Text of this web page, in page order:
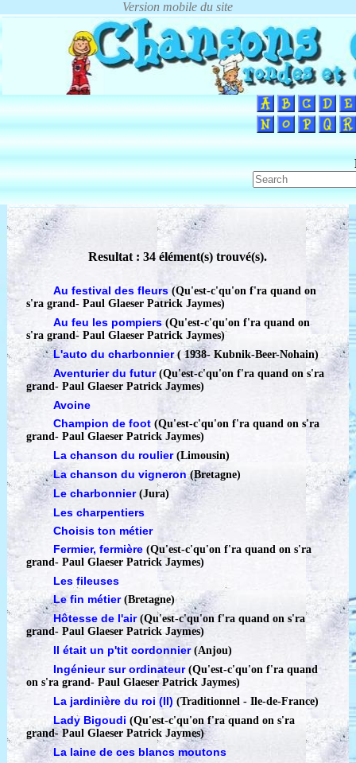
Resultat : 34 élément(s) trouvé(s).
Au festival des fleurs (Qu'est-c'qu'on f'ra quand on
s'ra grand-Paul Glaeser Patrick Jaymes)
Au feu les pompiers (Qu'est-c'qu'on f'ra quand on
s'ra grand-Paul Glaeser Patrick Jaymes)
L'auto du charbonnier ( 1938-Kubnik-Beer-Nohain)
Aventurier du futur (Qu'est-c'qu'on f'ra quand on s'ra
grand-Paul Glaeser Patrick Jaymes)
Avoine
Champion de foot (Qu'est-c'qu'on f'ra quand on s'ra
grand-Paul Glaeser Patrick Jaymes)
La chanson du roulier (Limousin)
La chanson du vigneron(Bretagne)
Le charbonnier (Jura)
Les charpentiers
Choisis ton métier
Fermier, fermière (Qu'est-c'qu'on f'ra quand on s'ra
grand-Paul Glaeser Patrick Jaymes)
Les fileuses
Le fin métier (Bretagne)
Hôtesse de l'air (Qu'est-c'qu'on f'ra quand on s'ra
grand-Paul Glaeser Patrick Jaymes)
Il était un p'tit cordonnier (Anjou)
Ingénieur sur ordinateur (Qu'est-c'qu'on f'ra quand
on s'ra grand-Paul Glaeser Patrick Jaymes)
La jardinière du roi (II) (Traditionnel - Ile-de-France)
Lady Bigoudi (Qu'est-c'qu'on f'ra quand on s'ra
grand-Paul Glaeser Patrick Jaymes)
La laine de ces blancs moutons